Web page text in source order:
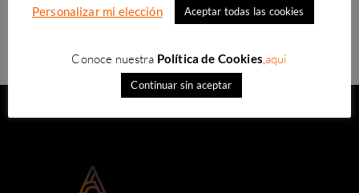
Personalizar mi elección Aceptar todas las cookies
Conoce nuestra Política de Cookies,aquí
Continuar sin aceptar